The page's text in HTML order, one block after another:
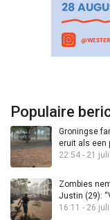
Populaire
Groningse
eruit als een
22:54 - 21 juli
Zombies
Justin (29):
16:11 - 26 juli